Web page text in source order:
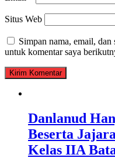
Situs Web
Simpan nama, email,
untuk komentar saya
Danlanud
Beserta
Kelas IIA